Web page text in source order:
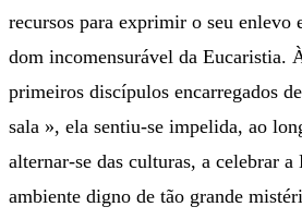
recursos para exprimir o seu enlevo
dom incomensurável da Eucaristia.
primeiros discípulos encarregados
sala », ela sentiu-se impelida, ao
alternar-se das culturas, a celebrar
ambiente digno de tão grande